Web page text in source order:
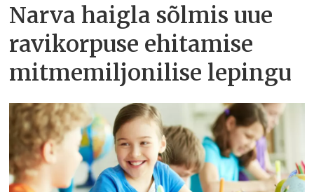
Narva haigla sõlmis uue
ravikorpuse ehitamise
mitmemiljonilise lepingu